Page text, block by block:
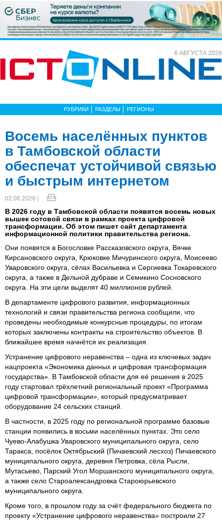
6 АВГУСТА 2026
РУБРИКИ РАЗДЕЛЫ РЕГИОНЫ
Восемь населённых пунктов
в Тамбовской области
обеспечат устойчивой связью
и быстрым интернетом
02.06.2026 |
В 2026 году в Тамбовской области появятся восемь новых
вышек сотовой связи в рамках проекта цифровой
трансформации. Об этом пишет сайт департамента
информационной политики правительства региона.
Они появятся в Богословке Рассказовского округа, Вячке
Кирсановского округа, Крюковке Мичуринского округа, Моисеево
Уваровского округа, сёлах Васильевка и Сергиевка Токаревского
округа, а также в Дельной дубраве и Семикино Сосновского
округа. На эти цели выделят 40 миллионов рублей.
В департаменте цифрового развития, информационных
технологий и связи правительства региона сообщили, что
проведены необходимые конкурсные процедуры, по итогам
которых заключены контракты на строительство объектов. В
ближайшее время начнётся их реализация.
Устранение цифрового неравенства – одна из ключевых задач
нацпроекта «Экономика данных и цифровая трансформация
государства». В Тамбовской области для её решения в 2025
году стартовал трёхлетний региональный проект «Программа
цифровой трансформации», который предусматривает
оборудование 24 сельских станций.
В частности, в 2025 году по региональной программе базовые
станции появились в восьми населённых пунктах. Это село
Чуево-Алабушка Уваровского муниципального округа, село
Таракса, посёлок Октябрьский (Пичаевский лесхоз) Пичаевского
муниципального округа, деревня Петровка, сёла Рысли,
Мутасьево, Парский Угол Моршанского муниципального округа,
а также село Староалександровка Староюрьевского
муниципального округа.
Кроме того, в прошлом году за счёт федерального бюджета по
проекту «Устранение цифрового неравенства» построили 27